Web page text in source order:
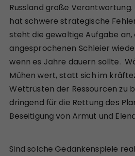
Russland große Verantwortung.
hat schwere strategische
steht die gewaltige Aufgabe an,
angesprochenen Schleier
wenn es Jahre dauern sollte.
Mühen wert, statt sich im
Wettrüsten der Ressourcen zu
dringend für die Rettung des
Beseitigung von Armut und
Sind solche Gedankenspiele